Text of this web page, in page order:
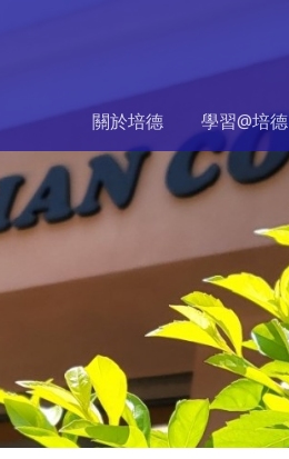
關於培德 學習@培德